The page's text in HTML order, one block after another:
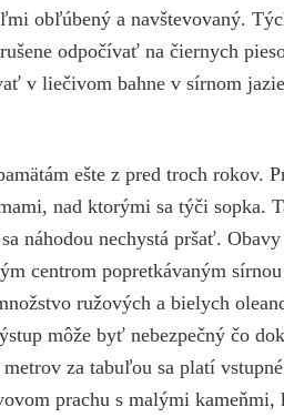
obľúbený a navštevovaný.
odpočívať na čiernych
v liečivom bahne v sírnom
ešte z pred troch rokov.
nad ktorými sa týči sopka.
náhodou nechystá pršať.
centrom popretkávaným
ružových a bielych
môže byť nebezpečný čo
za tabuľou sa platí
prachu s malými